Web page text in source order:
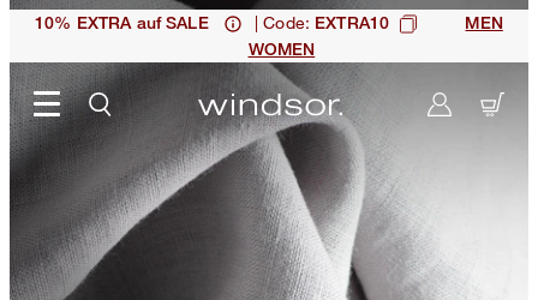
10% EXTRA auf SALE | Code: EXTRA10
MEN
WOMEN